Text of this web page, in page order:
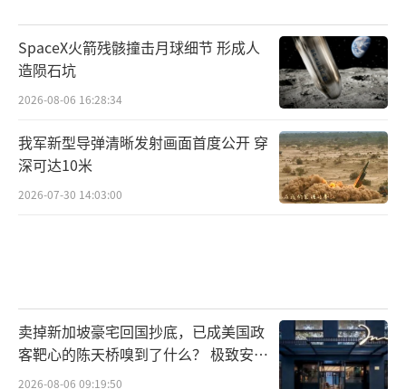
SpaceX火箭残骸撞击月球细节 形成人
造陨石坑
2026-08-06 16:28:34
我军新型导弹清晰发射画面首度公开 穿
深可达10米
2026-07-30 14:03:00
卖掉新加坡豪宅回国抄底，已成美国政
客靶心的陈天桥嗅到了什么？ 极致安全
的追寻
2026-08-06 09:19:50